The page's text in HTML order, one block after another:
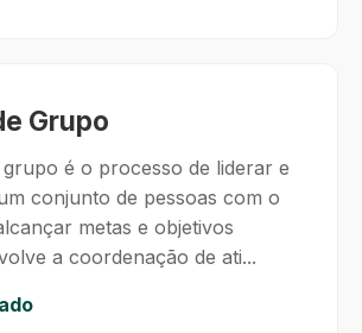
Grupo
é o processo de liderar e
conjunto de pessoas com o
metas e objetivos
a coordenação de ati...